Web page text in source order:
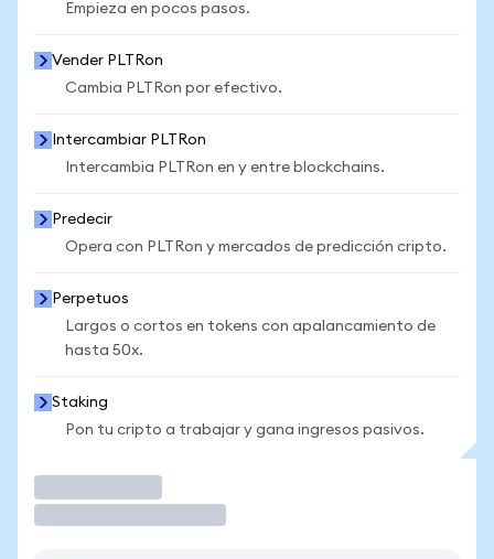
Empieza en pocos pasos.
Vender PLTRon
Cambia PLTRon por efectivo.
Intercambiar PLTRon
Intercambia PLTRon en y entre blockchains.
Predecir
Opera con PLTRon y mercados de predicción cripto.
Perpetuos
Largos o cortos en tokens con apalancamiento de
hasta 50x.
Staking
Pon tu cripto a trabajar y gana ingresos pasivos.